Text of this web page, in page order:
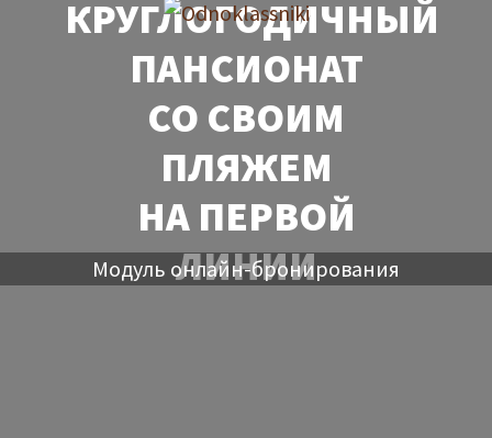
КРУГЛОГОДИЧНЫЙ
ПАНСИОНАТ
СО СВОИМ
ПЛЯЖЕМ
НА ПЕРВОЙ
ЛИНИИ
Модуль онлайн-бронирования